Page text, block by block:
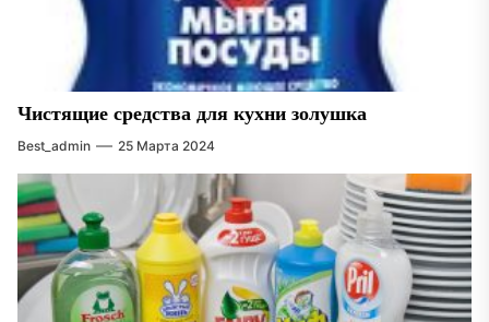
Чистящие средства для кухни золушка
Best_admin 25 Марта 2024